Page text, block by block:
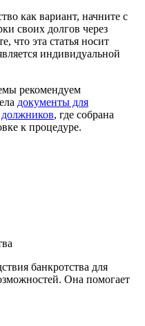
как вариант, начните с
своих долгов через
что эта статья носит
индивидуальной
рекомендуем
документы для
, где собрана
к процедуре.
банкротства для
Она помогает